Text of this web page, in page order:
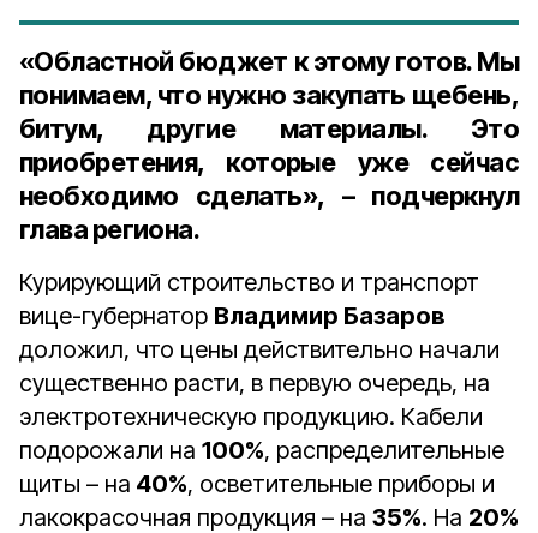
«Областной бюджет к этому готов. Мы
понимаем, что нужно закупать щебень,
битум, другие материалы. Это
приобретения, которые уже сейчас
необходимо сделать», – подчеркнул
глава региона.
Курирующий строительство и транспорт
вице-губернатор Владимир Базаров
доложил, что цены действительно начали
существенно расти, в первую очередь, на
электротехническую продукцию. Кабели
подорожали на 100%, распределительные
щиты – на 40%, осветительные приборы и
лакокрасочная продукция – на 35%. На 20%